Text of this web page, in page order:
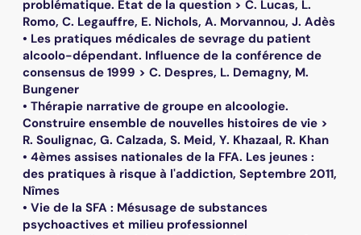
problématique. Etat de la question > C. Lucas, L.
Romo, C. Legauffre, E. Nichols, A. Morvannou, J. Adès
• Les pratiques médicales de sevrage du patient
alcoolo-dépendant. Influence de la conférence de
consensus de 1999 > C. Despres, L. Demagny, M.
Bungener
• Thérapie narrative de groupe en alcoologie.
Construire ensemble de nouvelles histoires de vie >
R. Soulignac, G. Calzada, S. Meid, Y. Khazaal, R. Khan
• 4èmes assises nationales de la FFA. Les jeunes :
des pratiques à risque à l'addiction, Septembre 2011,
Nîmes
• Vie de la SFA : Mésusage de substances
psychoactives et milieu professionnel